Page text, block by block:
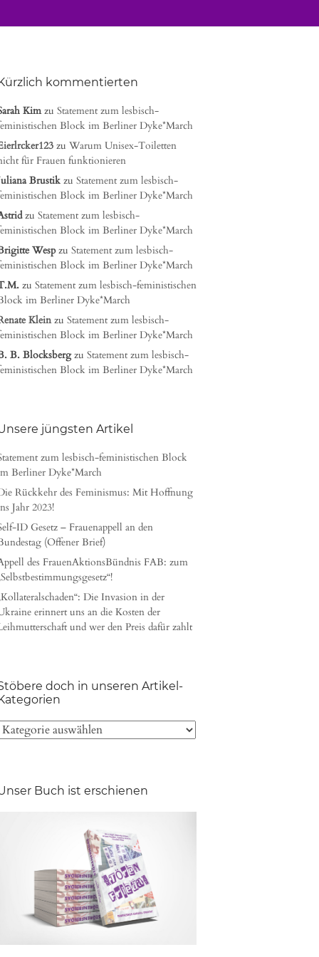
kommentierten
Kimzu Statement zum lesbisch-
Block im Berliner Dyke*March
zu Warum Unisex-Toiletten
für Frauen funktionieren
Brustik zu Statement zum lesbisch-
Block im Berliner Dyke*March
zu Statement zum lesbisch-
Block im Berliner Dyke*March
Wespzu Statement zum lesbisch-
Block im Berliner Dyke*March
zu Statement zum lesbisch-feministischen
im Berliner Dyke*March
Kleinzu Statement zum lesbisch-
Block im Berliner Dyke*March
B. Blocksbergzu Statement zum lesbisch-
Block im Berliner Dyke*March
jüngsten Artikel
zum lesbisch-feministischen Block
Berliner Dyke*March
Rückkehr des Feminismus: Mit Hoffnung
Jahr 2023!
ID Gesetz – Frauenappell an den
(Offener Brief)
des FrauenAktionsBündnis FAB: zum
Die Invasion in der
erinnert uns an die Kosten der
und wer den Preis dafür zahlt
doch in unseren Artikel-
Buch ist erschienen